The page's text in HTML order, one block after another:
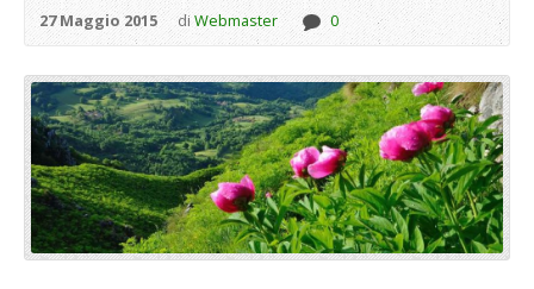
27 Maggio 2015 di Webmaster 0